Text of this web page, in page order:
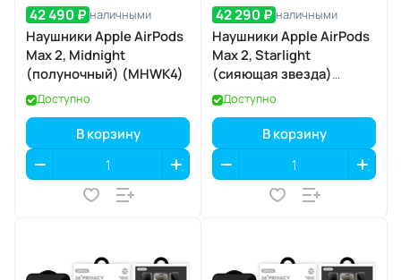
42 490 ₽ наличными
Наушники Apple AirPods
Max 2, Midnight
(полуночный) (MHWK4)
Доступно
В корзину
42 290 ₽ наличными
Наушники Apple AirPods
Max 2, Starlight
(сияющая звезда)
(MHWL4)
Доступно
В корзину